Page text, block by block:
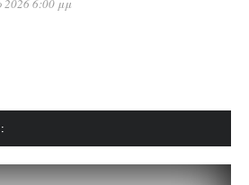
2026 6:00 μμ